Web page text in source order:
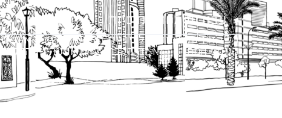
עבודות מטה הנדסיות
כל הזכויות שמורות לעיריית תל-אביב-יפו. האתר
הנוסח המחייב הוא זה הקבוע בהוראות הדין